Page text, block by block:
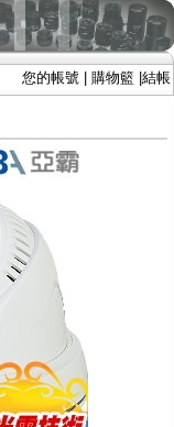
您的帳號 購物籃 結帳